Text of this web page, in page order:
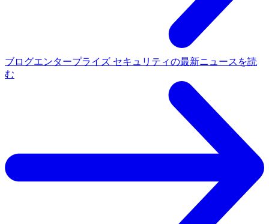
ブログエンタープライズ セキュリティの最新ニュースを読
む